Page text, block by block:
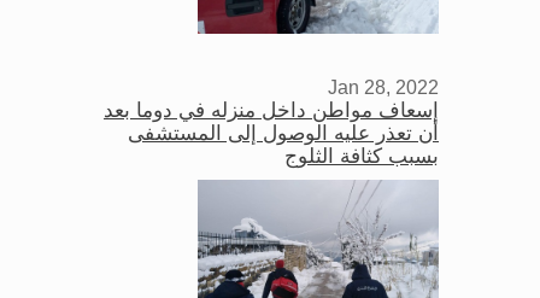
Jan 28, 2022
إسعاف مواطن داخل منزله في دوما بعد
أن تعذر عليه الوصول إلى المستشفى
بسبب كثافة الثلوج